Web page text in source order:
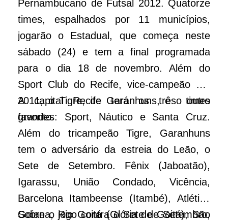
Pernambucano de Futsal 2012. Quatorze
times, espalhados por 11 municípios,
jogarão o Estadual, que começa neste
sábado (24) e tem a final programada
para o dia 18 de novembro. Além do
Sport Club do Recife, vice-campeão em
2011, o Tigre, de Garanhuns, e o outro
favorito.
A capital Recife terá os três times
grandes: Sport, Náutico e Santa Cruz.
Além do tricampeão Tigre, Garanhuns
tem o adversário da estreia do Leão, o
Sete de Setembro. Fênix (Jaboatão),
Igarassu, União Condado, Vicência,
Barcelona Itambeense (Itambé), Atlético
Goiana, Rio Goitá (Glória de Goitá), São
Sobre o jogo contra o Sete de Setembro,